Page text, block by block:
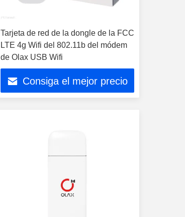
Tarjeta de red de la dongle de la FCC
LTE 4g Wifi del 802.11b del módem
de Olax USB Wifi
Consiga el mejor precio